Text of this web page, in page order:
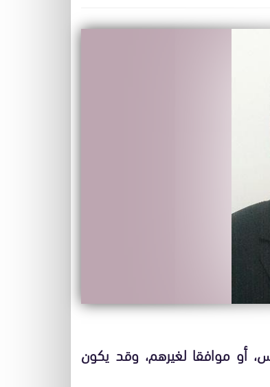
أو موافقا لغيرهم، وقد يكون